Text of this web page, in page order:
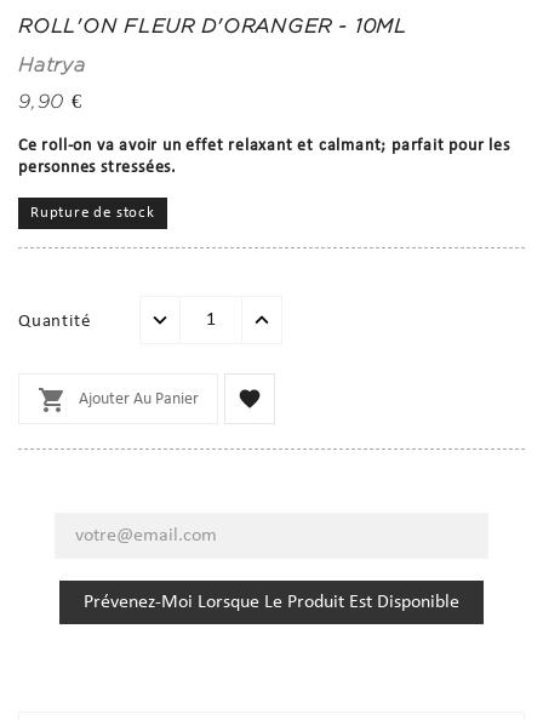
ROLL'ON FLEUR D'ORANGER - 10ML
Hatrya
9,90 €
Ce roll-on va avoir un effet relaxant et calmant; parfait pour les
personnes stressées.
Rupture de stock
Quantité
 Ajouter Au Panier 
Prévenez-Moi Lorsque Le Produit Est Disponible